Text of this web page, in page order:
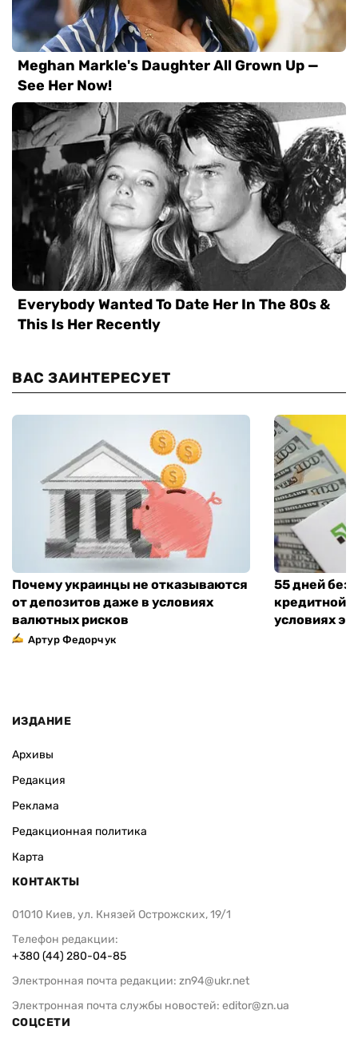
ВАС ЗАИНТЕРЕСУЕТ
Почему украинцы не отказываются
от депозитов даже в условиях
валютных рисков
Артур Федорчук
55 дней без
кредитной
условиях
ИЗДАНИЕ
Архивы
Редакция
Реклама
Редакционная политика
Карта
КОНТАКТЫ
01010 Киев, ул. Князей Острожских, 19/1
Телефон редакции:
+380 (44) 280-04-85
Электронная почта редакции: zn94@ukr.net
Электронная почта службы новостей: editor@zn.ua
СОЦСЕТИ